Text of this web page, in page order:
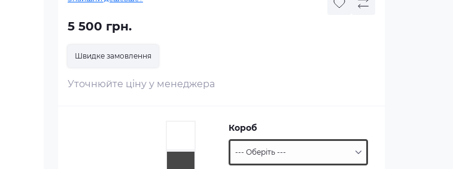
5 500 грн.
Швидке замовлення
Уточнюйте ціну у менеджера
Короб